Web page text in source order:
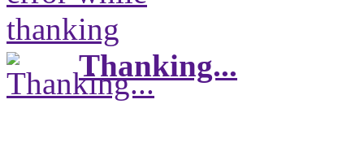
Thanking...